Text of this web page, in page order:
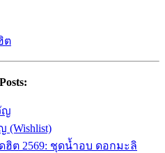
ต
ญ
(Wishlist)
ต 2569: ชุดน้ำอบ ดอกมะลิ